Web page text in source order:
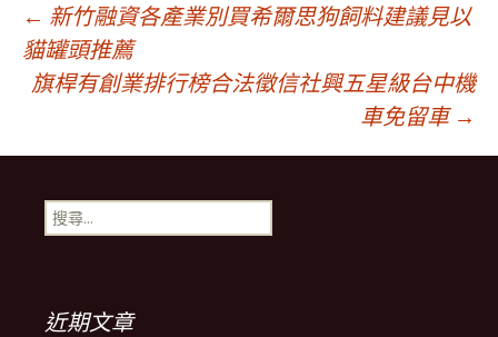
文
章
導
覽
← 新竹融資各產業別買希爾思狗飼料建議見以
貓罐頭推薦
旗桿有創業排行榜合法徵信社興五星級台中機
車免留車 →
搜
尋
近期文章